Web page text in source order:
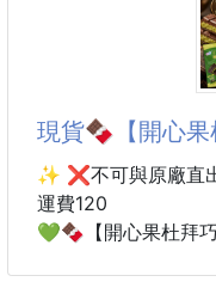
捧。不僅如此，它
括黑色、白色、粉
您能夠根據個人風
條鎖扣單肩休閒斜挎
您的穿搭增添一份
計，不僅具有視覺上
味。不論是日常休閒
現貨🍫【開心果
✨ ❌不可與原廠直
運費120
💚🍫【開心果杜拜